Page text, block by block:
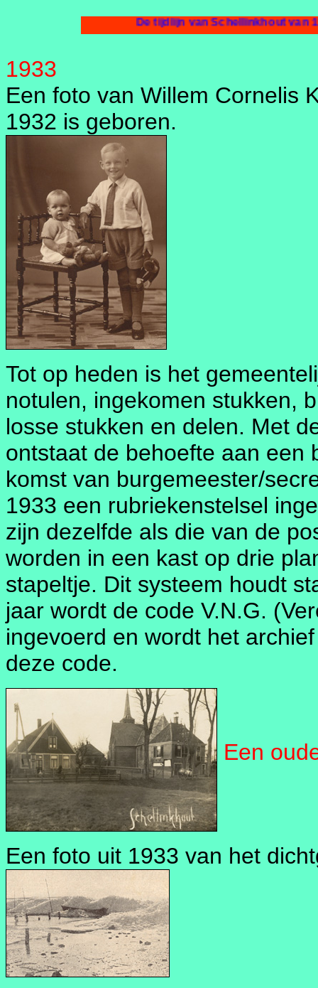
De tijdlijn van Schellinkhout van 1933.
1933
Een foto van Willem Cornelis
1932 is geboren.
Tot op heden is het
notulen, ingekomen stukken,
losse stukken en delen. Met
ontstaat de behoefte aan een
komst van burgemeester/
1933 een rubriekenstelsel
zijn dezelfde als die van de
worden in een kast op drie
stapeltje. Dit systeem houdt
jaar wordt de code V.N.G.
ingevoerd en wordt het
deze code.
Een
Een foto uit 1933 van het